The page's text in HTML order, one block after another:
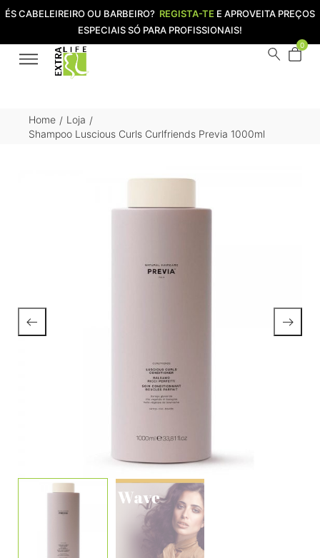
ÉS CABELEIREIRO OU BARBEIRO? REGISTA-TE E APROVEITA PREÇOS
ESPECIAIS SÓ PARA PROFISSIONAIS!
0
Home / Loja /
Shampoo Luscious Curls Curlfriends Previa 1000ml